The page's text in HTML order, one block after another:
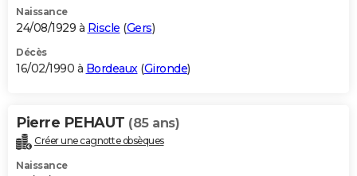
Naissance
24/08/1929 à Riscle (Gers)
Décès
16/02/1990 à Bordeaux(Gironde)
Pierre PEHAUT (85 ans)
Créer une cagnotte obsèques
Naissance